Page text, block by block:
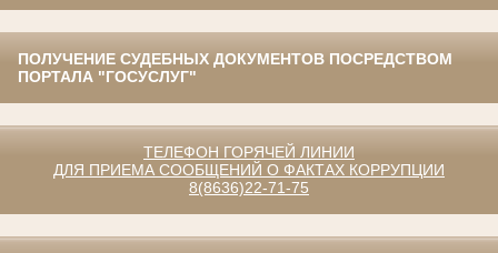
ПОЛУЧЕНИЕ СУДЕБНЫХ ДОКУМЕНТОВ ПОСРЕДСТВОМ
ПОРТАЛА "ГОСУСЛУГ"
ТЕЛЕФОН ГОРЯЧЕЙ ЛИНИИ
ДЛЯ ПРИЕМА СООБЩЕНИЙ О ФАКТАХ КОРРУПЦИИ
8(8636)22-71-75